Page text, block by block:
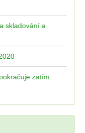
skladování a
zatím